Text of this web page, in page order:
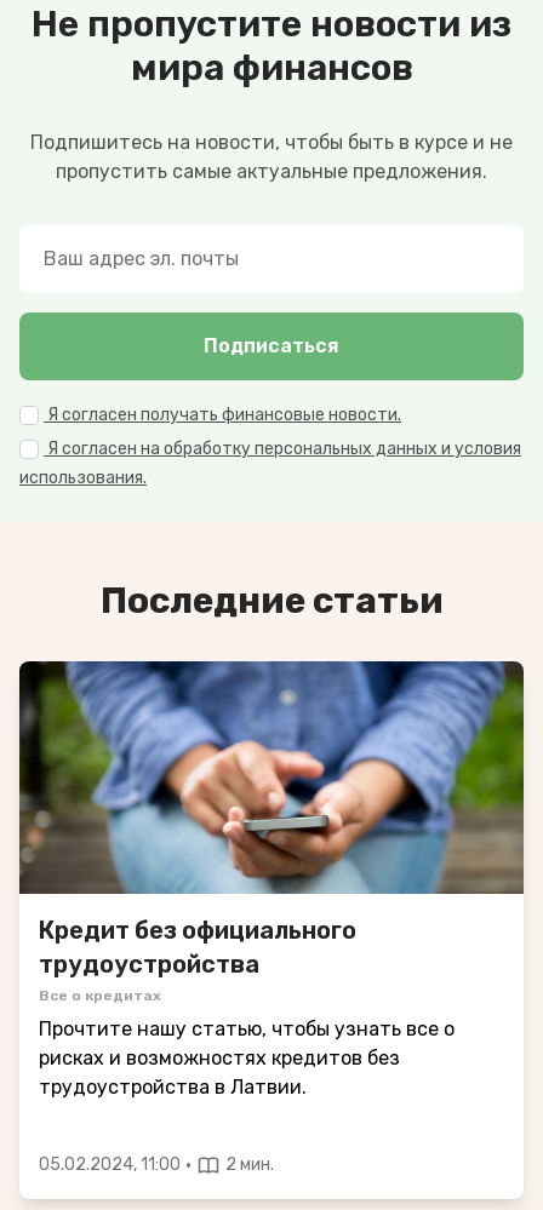
Не пропустите новости из
мира финансов
Подпишитесь на новости, чтобы быть в курсе и не
пропустить самые актуальные предложения.
Подписаться
Я согласен получать финансовые новости.
Я согласен на обработку персональных данных и условия
использования.
Последние статьи
Кредит без официального
трудоустройства
Все о кредитах
Прочтите нашу статью, чтобы узнать все о
рисках и возможностях кредитов без
трудоустройства в Латвии.
05.02.2024, 11:00 · 2 мин.